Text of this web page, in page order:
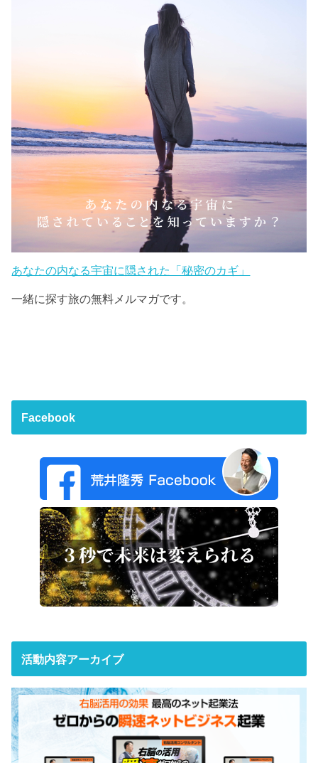
あなたの内なる宇宙に隠された「秘密のカギ」
一緒に探す旅の無料メルマガです。
Facebook
活動内容アーカイブ